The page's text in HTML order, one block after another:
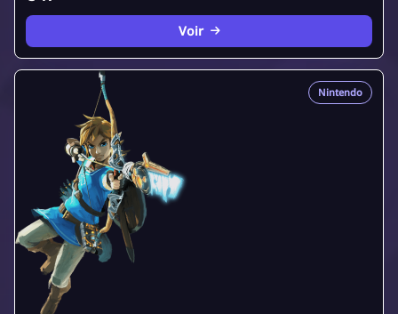
Voir
Nintendo